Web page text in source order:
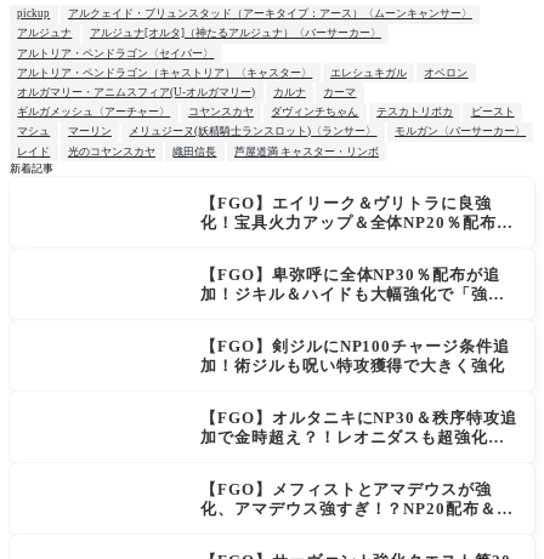
pickup
アルクェイド・ブリュンスタッド（アーキタイプ：アース）〈ムーンキャンサー〉
アルジュナ
アルジュナ[オルタ]（神たるアルジュナ）〈バーサーカー〉
アルトリア・ペンドラゴン〈セイバー〉
アルトリア・ペンドラゴン（キャストリア）〈キャスター〉
エレシュキガル
オベロン
オルガマリー・アニムスフィア(U-オルガマリー)
カルナ
カーマ
ギルガメッシュ〈アーチャー〉
コヤンスカヤ ダヴィンチちゃん テスカトリポカ
ビースト
マシュ
マーリン メリュジーヌ(妖精騎士ランスロット)〈ランサー〉
モルガン〈バーサーカー〉
レイド
光のコヤンスカヤ 織田信長
芦屋道満 キャスター・リンボ
新着記事
【FGO】エイリーク＆ヴリトラに良強
化！宝具火力アップ＆全体NP20％配布で
【FGO】卑弥呼に全体NP30％配布が追
加！ジキル＆ハイドも大幅強化で「強す
【FGO】剣ジルにNP100チャージ条件追
加！術ジルも呪い特攻獲得で大きく強化
【FGO】オルタニキにNP30＆秩序特攻追
加で金時超え？！レオニダスも超強化で
【FGO】メフィストとアマデウスが強
化、アマデウス強すぎ！？NP20配布＆Ar